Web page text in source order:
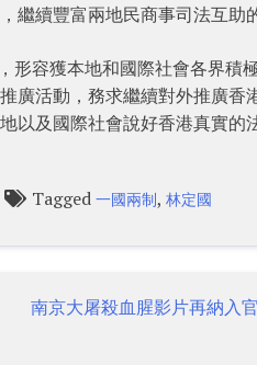
續豐富兩地民商事司法互助
容獲本地和國際社會各界積
廣活動，務求繼續對外推廣香
及國際社會說好香港真實的
Tagged一國兩制,林定國
南京大屠殺血腥影片再納入